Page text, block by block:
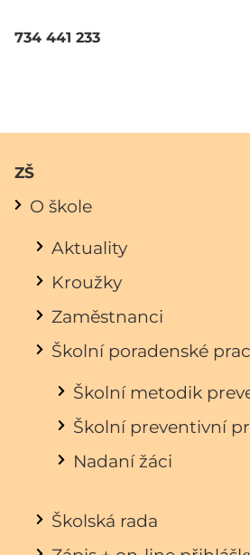
734 441 233
ZŠ
O škole
Aktuality
Kroužky
Zaměstnanci
Školní poradenské
Školní metodik
Školní preventivní
Nadaní žáci
Školská rada